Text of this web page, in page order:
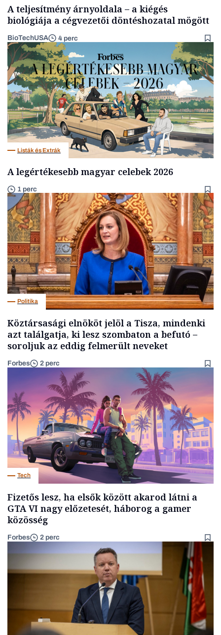
A teljesítmény árnyoldala – a kiégés
biológiája a cégvezetői döntéshozatal mögött
BioTechUSA 4 perc
Listák és Extrák
A legértékesebb magyar celebek 2026
1 perc
Politika
Köztársasági elnököt jelöl a Tisza, mindenki
azt találgatja, ki lesz szombaton a befutó –
soroljuk az eddig felmerült neveket
Forbes 2 perc
Tech
Fizetős lesz, ha elsők között akarod látni a
GTA VI nagy előzetesét, háborog a gamer
közösség
Forbes 2 perc